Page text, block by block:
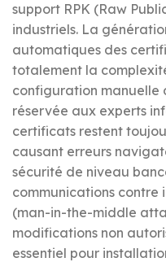
support RPK (Raw
industriels. La
automatiques des
totalement la
configuration manuelle
réservée aux experts
certificats restent
causant erreurs
sécurité de niveau
communications contre
(man-in-the-middle
modifications non
essentiel pour